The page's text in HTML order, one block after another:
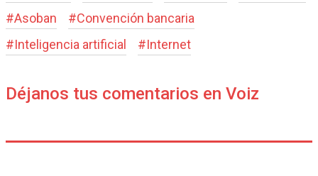
#Asoban #Convención bancaria
#Inteligencia artificial #Internet
Déjanos tus comentarios en Voiz